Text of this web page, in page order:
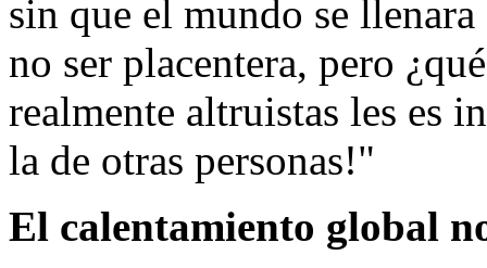
sin que el mundo se
no ser placentera, pero
realmente altruistas les es
la de otras personas!"
El calentamiento global